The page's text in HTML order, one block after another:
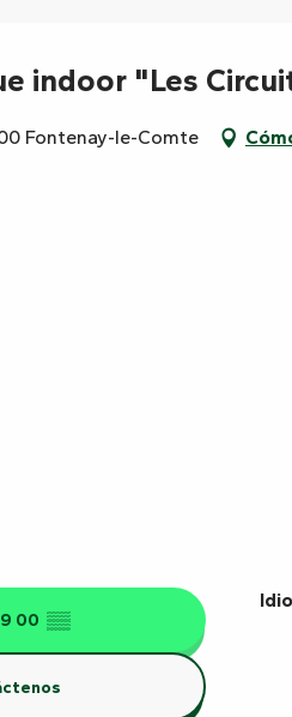
indoor "Les
Fontenay-le-Comte
00 ▒▒